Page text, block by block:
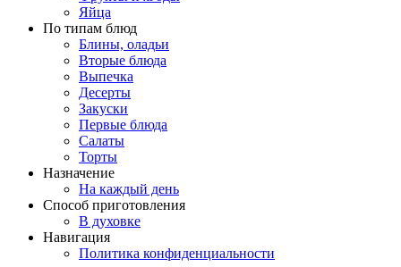
Яйца
По типам блюд
Блины, оладьи
Вторые блюда
Выпечка
Десерты
Закуски
Первые блюда
Салаты
Торты
Назначение
На каждый день
Способ приготовления
В духовке
Навигация
Политика конфиденциальности